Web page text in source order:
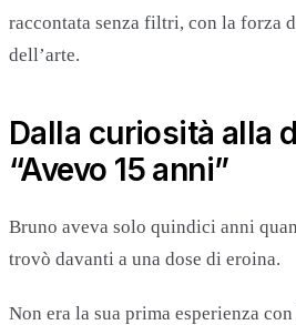
raccontata senza filtri, con la forza
dell’arte.
Dalla curiosità alla
“Avevo 15 anni”
Bruno aveva solo quindici anni
trovò davanti a una dose di eroina.
Non era la sua prima esperienza